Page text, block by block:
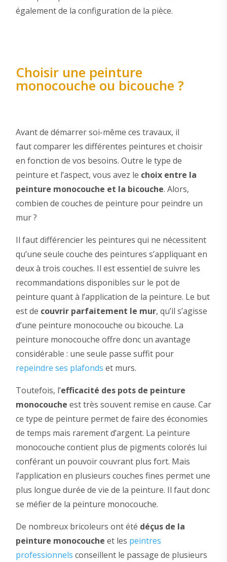
également de la configuration de la pièce.
Choisir une peinture
monocouche ou bicouche ?
Avant de démarrer soi-même ces travaux, il
faut comparer les différentes peintures et choisir
en fonction de vos besoins. Outre le type de
peinture et l’aspect, vous avez le choix entre la
peinture monocouche et la bicouche. Alors,
combien de couches de peinture pour peindre un
mur ?
Il faut différencier les peintures qui ne nécessitent
qu’une seule couche des peintures s’appliquant en
deux à trois couches. Il est essentiel de suivre les
recommandations disponibles sur le pot de
peinture quant à l’application de la peinture. Le but
est de couvrir parfaitement le mur, qu’il s’agisse
d’une peinture monocouche ou bicouche. La
peinture monocouche offre donc un avantage
considérable : une seule passe suffit pour
repeindre ses plafonds et murs.
Toutefois, l’efficacité des pots de peinture
monocouche est très souvent remise en cause. Car
ce type de peinture permet de faire des économies
de temps mais rarement d’argent. La peinture
monocouche contient plus de pigments colorés lui
conférant un pouvoir couvrant plus fort. Mais
l’application en plusieurs couches fines permet une
plus longue durée de vie de la peinture. Il faut donc
se méfier de la peinture monocouche.
De nombreux bricoleurs ont été déçus de la
peinture monocouche et les peintres
professionnels conseillent le passage de plusieurs